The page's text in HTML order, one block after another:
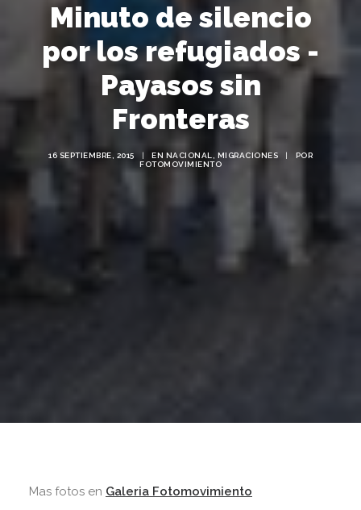
Minuto de silencio
por los refugiados -
Payasos sin
Fronteras
16 SEPTIEMBRE, 2015 | EN NACIONAL MIGRACIONES |
POR
FOTOMOVIMIENTO
Mas fotos en Galeria Fotomovimiento